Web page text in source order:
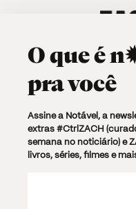
Enter
O que é
pra você
Assine a Notável, a
extras #CtrlZACH
semana no noticiário) e
livros, séries, filmes e